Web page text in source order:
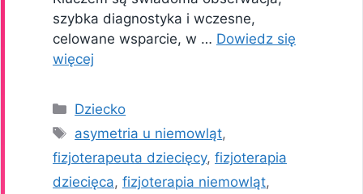
szybka diagnostyka i wczesne,
celowane wsparcie, w … Dowiedz się
więcej
Kategorie
Dziecko
Tagi
asymetria u niemowląt,
fizjoterapeuta dziecięcy, fizjoterapia
dziecięca, fizjoterapia niemowląt,